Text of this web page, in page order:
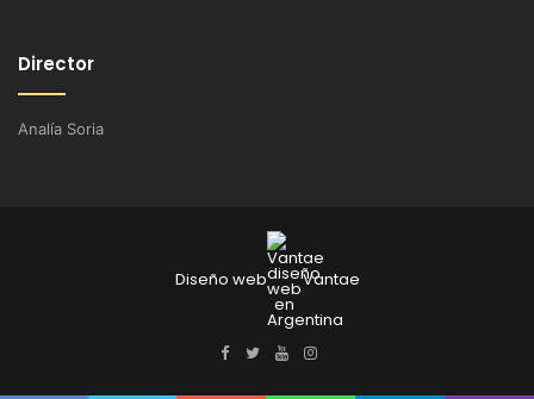
Director
Analía Soria
Diseño web Vantae